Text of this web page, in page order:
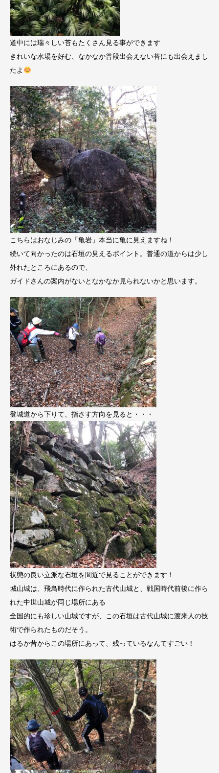
道中には瑞々しい苔もたくさん見る事ができます
きれいな水場を好む、なかなか普段出会えない苔にも出会えまし
たよ
こちらはおなじみの「亀岩」本当に亀に見えますね！
続いて向かったのは石垣の見えるポイント。普通の道からは少し
外れたところにあるので、
ガイドさんの案内がないとなかなか見られないかと思います。
登城道から下りて、指さす方向を見ると・・・
状態の良い立派な石垣を間近で見ることができます！
城山城は、飛鳥時代に作られた古代山城と、戦国時代前後に作ら
れた中世山城が同じ場所にある
全国的にも珍しい山城ですが、この石垣は古代山城に渡来人の技
術で作られたものだそう。
はるか昔からこの場所にあって、残っているなんてすごい！